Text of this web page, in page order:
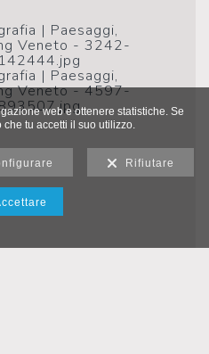
web e ottenere statistiche. Se
tu accetti il suo utilizzo.
Rifiutare